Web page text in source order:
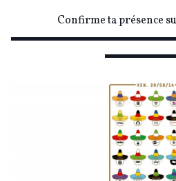
Confirme ta présence